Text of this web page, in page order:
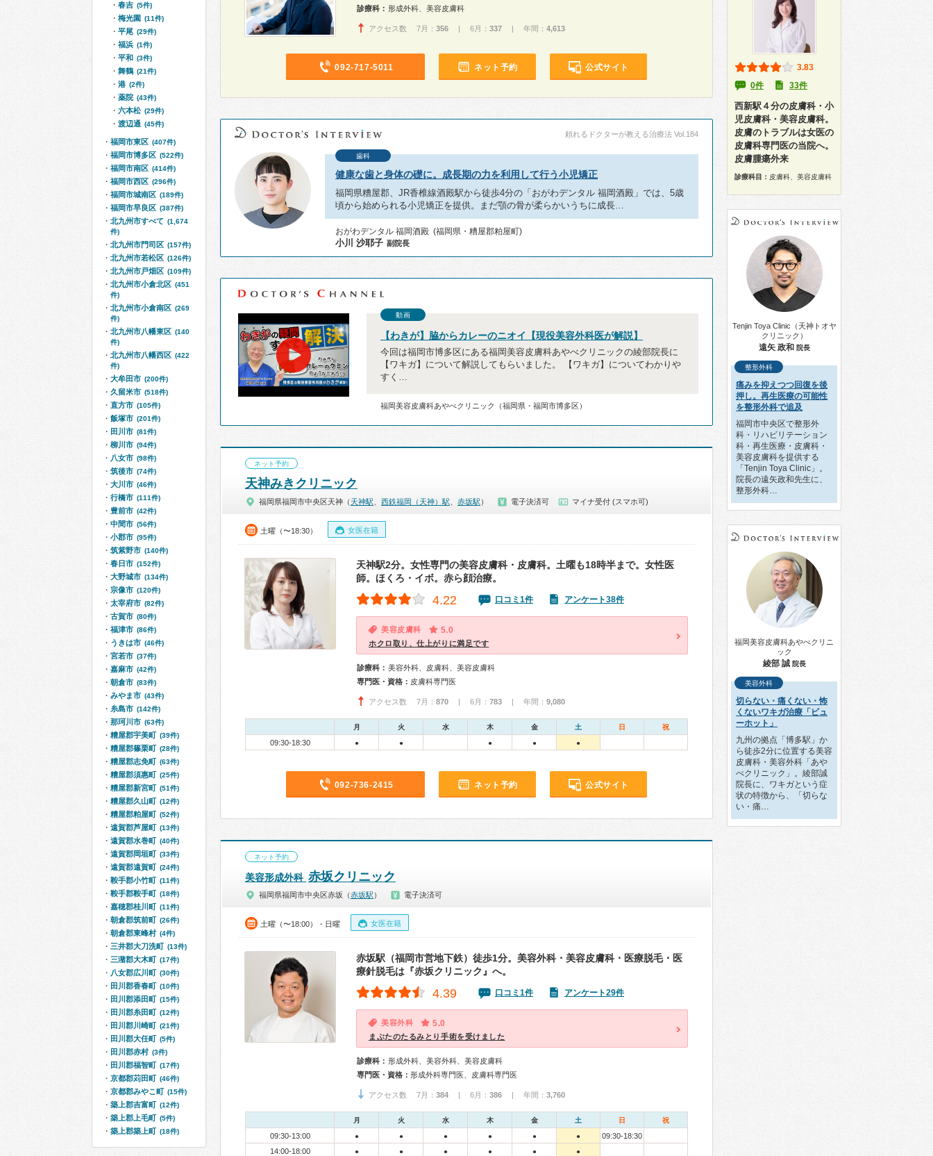
診療科： 形成外科、美容皮膚科
アクセス数 7月： 356 | 6月： 337 | 年間： 4,613
092-717-5011 ネット予約 公式サイト
頼れるドクターが教える治療法 Vol.184
歯科
健康な歯と身体の礎に。成長期の力を利用して行う小児矯正
福岡県糟屋郡、JR香椎線酒殿駅から徒歩4分の「おがわデンタル 福岡酒殿」では、5歳
頃から始められる小児矯正を提供。まだ顎の骨が柔らかいうちに成長…
おがわデンタル 福岡酒殿 (福岡県・糟屋郡粕屋町)
小川 沙耶子 副院長
動画
【わきが】脇からカレーのニオイ【現役美容外科医が解説】
今回は福岡市博多区にある福岡美容皮膚科あやべクリニックの綾部院長に
【ワキガ】について解説してもらいました。 【ワキガ】についてわかりや
すく…
福岡美容皮膚科あやべクリニック（福岡県・福岡市博多区）
ネット予約
天神みきクリニック
福岡県福岡市中央区天神（ 天神駅 西鉄福岡（天神）駅 赤坂駅 ） 電子決済可 マイナ受付 (スマホ可)
土曜（〜18:30） 女医在籍
天神駅2分。女性専門の美容皮膚科・皮膚科。土曜も18時半まで。女性医
師。ほくろ・イボ。赤ら顔治療。
4.22 口コミ1件 アンケート38件
美容皮膚科 5.0
ホクロ取り、仕上がりに満足です
診療科： 美容外科、皮膚科、美容皮膚科
専門医・資格： 皮膚科専門医
アクセス数 7月： 870 | 6月： 783 | 年間： 9,080
月 火 水 木 金 土 日 祝
09:30-18:30 ● ● ● ● ●
092-736-2415 ネット予約 公式サイト
ネット予約
美容形成外科 赤坂クリニック
福岡県福岡市中央区赤坂（赤坂駅 ） 電子決済可
土曜（〜18:00）・日曜 女医在籍
赤坂駅（福岡市営地下鉄）徒歩1分。美容外科・美容皮膚科・医療脱毛・医
療針脱毛は『赤坂クリニック』へ。
4.39 口コミ1件 アンケート29件
美容外科 5.0
まぶたのたるみとり手術を受けました
診療科： 形成外科、美容外科、美容皮膚科
専門医・資格： 形成外科専門医、皮膚科専門医
アクセス数 7月： 384 | 6月： 386 | 年間： 3,760
月 火 水 木 金 土 日 祝
09:30-13:00 ● ● ● ● ● ●
09:30-18:30
14:00-18:00
● ● ● ● ● ●
春吉 (5件)
梅光園 (11件)
平尾 (29件)
福浜 (1件)
平和 (3件)
舞鶴 (21件)
港 (2件)
薬院 (43件)
六本松 (29件)
渡辺通 (45件)
福岡市東区 (407件)
福岡市博多区 (522件)
福岡市南区 (414件)
福岡市西区 (296件)
福岡市城南区 (189件)
福岡市早良区 (387件)
北九州市すべて (1,674
件)
北九州市門司区 (157件)
北九州市若松区 (126件)
北九州市戸畑区 (109件)
北九州市小倉北区 (451
件)
北九州市小倉南区 (269
件)
北九州市八幡東区 (140
件)
北九州市八幡西区 (422
件)
大牟田市 (200件)
久留米市 (518件)
直方市 (105件)
飯塚市 (201件)
田川市 (81件)
柳川市 (94件)
八女市 (98件)
筑後市 (74件)
大川市 (46件)
行橋市 (111件)
豊前市 (42件)
中間市 (56件)
小郡市 (95件)
筑紫野市 (140件)
春日市 (152件)
大野城市 (134件)
宗像市 (120件)
太宰府市 (82件)
古賀市 (80件)
福津市 (86件)
うきは市 (46件)
宮若市 (37件)
嘉麻市 (42件)
朝倉市 (83件)
みやま市 (43件)
糸島市 (142件)
那珂川市 (63件)
糟屋郡宇美町 (39件)
糟屋郡篠栗町 (28件)
糟屋郡志免町 (63件)
糟屋郡須惠町 (25件)
糟屋郡新宮町 (51件)
糟屋郡久山町 (12件)
糟屋郡粕屋町 (52件)
遠賀郡芦屋町 (13件)
遠賀郡水巻町 (40件)
遠賀郡岡垣町 (33件)
遠賀郡遠賀町 (24件)
鞍手郡小竹町 (11件)
鞍手郡鞍手町 (18件)
嘉穂郡桂川町 (11件)
朝倉郡筑前町 (26件)
朝倉郡東峰村 (4件)
三井郡大刀洗町 (13件)
三潴郡大木町 (17件)
八女郡広川町 (30件)
田川郡香春町 (10件)
田川郡添田町 (15件)
田川郡糸田町 (12件)
田川郡川崎町 (21件)
田川郡大任町 (5件)
田川郡赤村 (3件)
田川郡福智町 (17件)
京都郡苅田町 (46件)
京都郡みやこ町 (15件)
築上郡吉富町 (12件)
築上郡上毛町 (5件)
築上郡築上町 (18件)
3.83
0件
33件
西新駅４分の皮膚科・小
児皮膚科・美容皮膚科。
皮膚のトラブルは女医の
皮膚科専門医の当院へ。
皮膚腫瘍外来
診療科目： 皮膚科、美容皮膚科
Tenjin Toya Clinic（天神トオヤ
クリニック）
遠矢 政和 院長
整形外科
痛みを抑えつつ回復を後
押し。再生医療の可能性
を整形外科で追及
福岡市中央区で整形外
科・リハビリテーション
科・再生医療・皮膚科・
美容皮膚科を提供する
「Tenjin Toya Clinic」。
院長の遠矢政和先生に、
整形外科…
福岡美容皮膚科あやべクリニ
ック
綾部 誠 院長
美容外科
切らない・痛くない・怖
くないワキガ治療「ビュ
ーホット」
九州の拠点「博多駅」か
ら徒歩2分に位置する美容
皮膚科・美容外科「あや
べクリニック」。綾部誠
院長に、ワキガという症
状の特徴から、「切らな
い・痛…